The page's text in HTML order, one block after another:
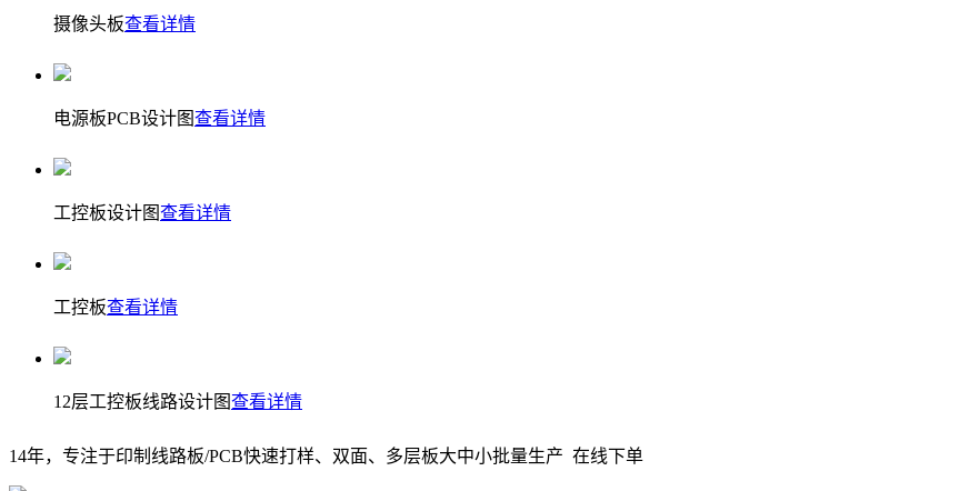
摄像头板查看详情
电源板PCB设计图查看详情
工控板设计图查看详情
工控板查看详情
12层工控板线路设计图查看详情
14年，专注于印制线路板/PCB快速打样、双面、多层板大中小批量生产 在线下单